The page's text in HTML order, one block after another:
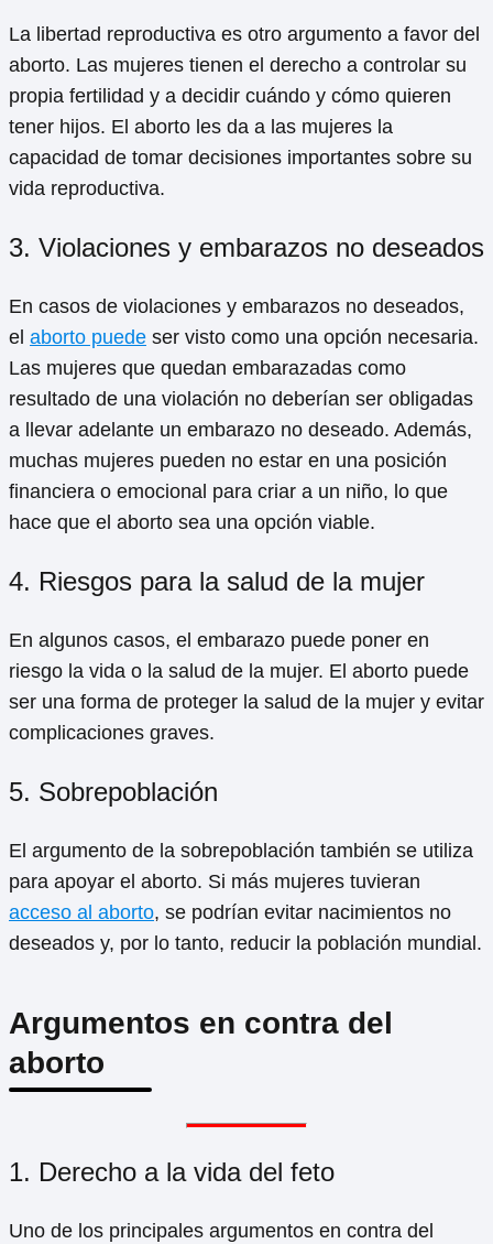
La libertad reproductiva es otro argumento a favor del
aborto. Las mujeres tienen el derecho a controlar su
propia fertilidad y a decidir cuándo y cómo quieren
tener hijos. El aborto les da a las mujeres la
capacidad de tomar decisiones importantes sobre su
vida reproductiva.
3. Violaciones y embarazos no deseados
En casos de violaciones y embarazos no deseados,
el aborto puede ser visto como una opción necesaria.
Las mujeres que quedan embarazadas como
resultado de una violación no deberían ser obligadas
a llevar adelante un embarazo no deseado. Además,
muchas mujeres pueden no estar en una posición
financiera o emocional para criar a un niño, lo que
hace que el aborto sea una opción viable.
4. Riesgos para la salud de la mujer
En algunos casos, el embarazo puede poner en
riesgo la vida o la salud de la mujer. El aborto puede
ser una forma de proteger la salud de la mujer y evitar
complicaciones graves.
5. Sobrepoblación
El argumento de la sobrepoblación también se utiliza
para apoyar el aborto. Si más mujeres tuvieran
acceso al aborto, se podrían evitar nacimientos no
deseados y, por lo tanto, reducir la población mundial.
Argumentos en contra del
aborto
1. Derecho a la vida del feto
Uno de los principales argumentos en contra del